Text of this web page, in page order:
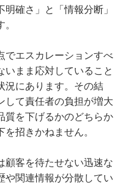
確さ」と「情報分断」
でエスカレーションすべ
いまま応対していること
況にあります。その結
して責任者の負担が増大
質を下げるかのどちらか
招きかねません。
顧客を待たせない迅速な
や関連情報が分散してい